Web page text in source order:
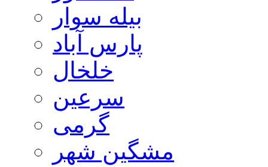
بیله سوار
پارس آباد
خلخال
سرعین
گرمی
مشگین شهر